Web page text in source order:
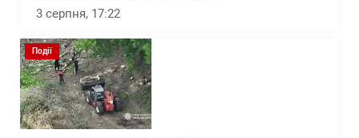
3 серпня, 17:22
Події